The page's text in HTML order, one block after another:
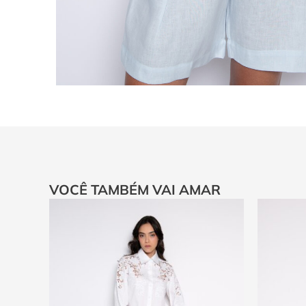
VOCÊ TAMBÉM VAI AMAR